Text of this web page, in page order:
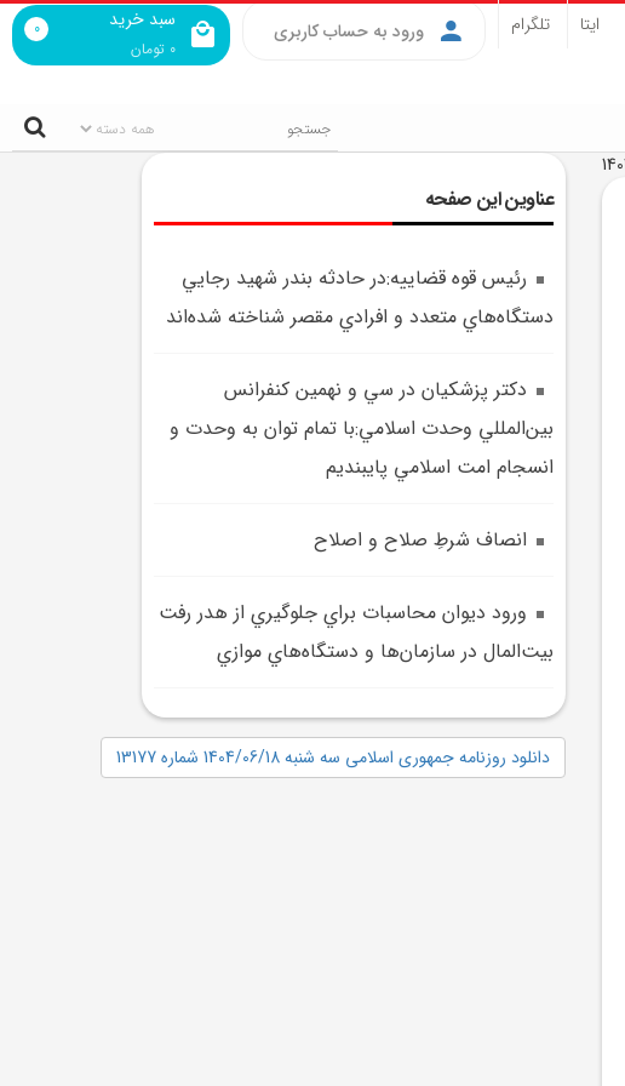
سبد خرید
0 تومان
0 ورود به حساب کاربری ایتا تلگرام
عناوین این صفحه
رئيس قوه قضاييه:در حادثه بندر شهيد رجايي
دستگاه‌هاي متعدد و افرادي مقصر شناخته شده‌اند
دکتر پزشکيان در سي و نهمين کنفرانس
بين‌المللي وحدت اسلامي:با تمام توان به وحدت و
انسجام امت اسلامي پايبنديم
انصاف شرطِ صلاح و اصلاح
ورود ديوان محاسبات براي جلوگيري از هدر رفت
بيت‌المال در سازمان‌ها و دستگاه‌هاي موازي
دانلود روزنامه جمهوری اسلامی سه شنبه 1404/06/18 شماره 13177